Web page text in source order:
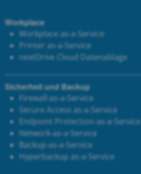
Workplace
Workplace as-a-Service
Printer as-a-Service
nextDrive Cloud Datenablage
Sicherheit und Backup
Firewall-as-a-Service
Secure Access as-a-Service
Endpoint Protection-as-a-Service
Network-as-a-Service
Backup-as-a-Service
Hyperbackup as-a-Service